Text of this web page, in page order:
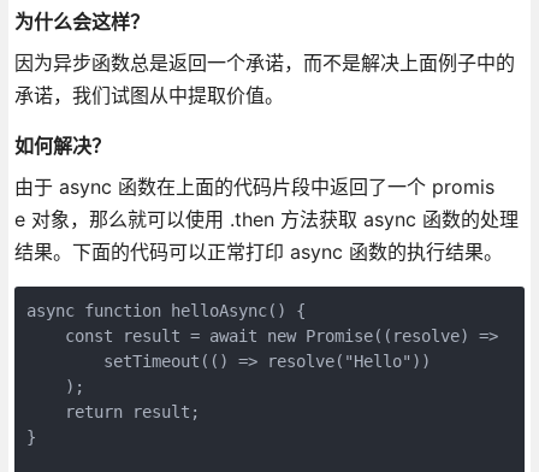
为什么会这样？
因为异步函数总是返回一个承诺，而不是解决上面例子中的
承诺，我们试图从中提取价值。
如何解决？
由于 async 函数在上面的代码片段中返回了一个 promis
e 对象，那么就可以使用 .then 方法获取 async 函数的处理
结果。下面的代码可以正常打印 async 函数的执行结果。
async function helloAsync() {
    const result = await new Promise((resolve) =>
        setTimeout(() => resolve("Hello"))
    );
    return result;
}